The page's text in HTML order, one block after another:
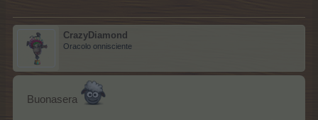
CrazyDiamond
Oracolo onnisciente
Buonasera